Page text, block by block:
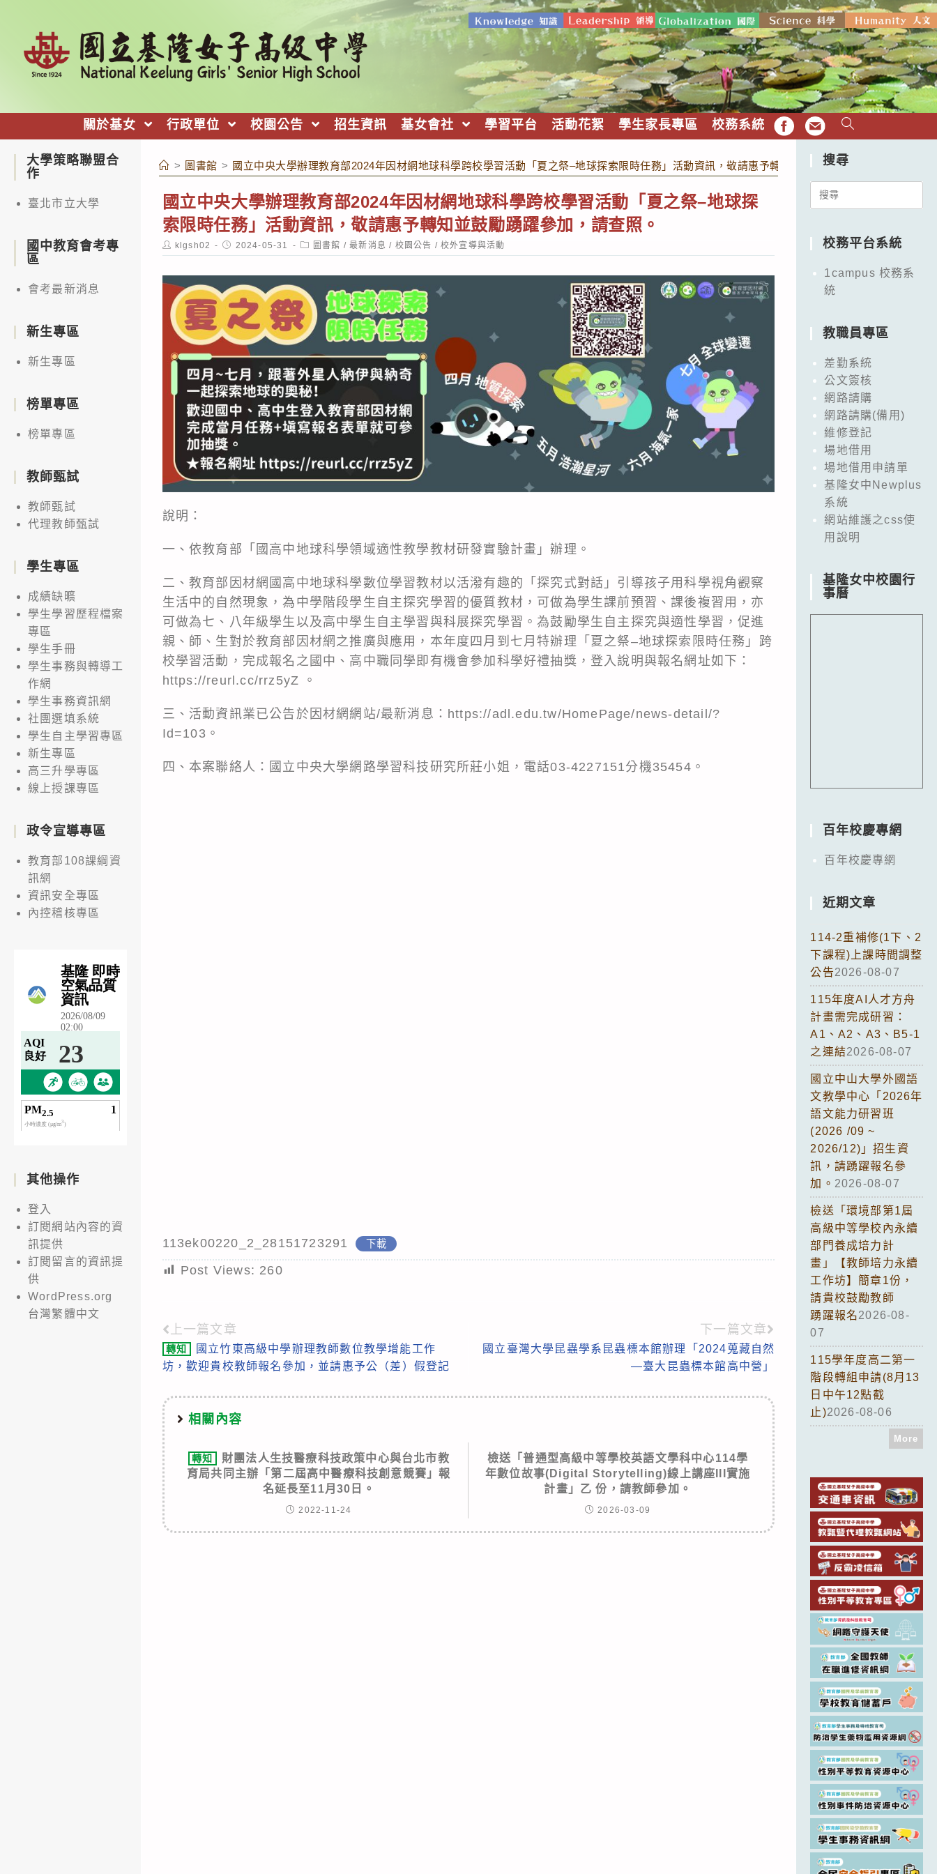
關於基女 行政單位 校園公告 招生資訊 基女會社 學習平台 活動花絮 學生家長專區 校務系統 FB EMAIL
> 圖書館 > 國立中央大學辦理教育部2024年因材網地球科學跨校學習活動「夏之祭–地球探索限時任務」活動資訊，敬請惠予轉知並鼓勵踴躍參加，請查照。
國立中央大學辦理教育部2024年因材網地球科學跨校學習活動「夏之祭–地球探
索限時任務」活動資訊，敬請惠予轉知並鼓勵踴躍參加，請查照。
Post
author:
klgsh02
Post
published:
2024-05-31
Post
category:
圖書館 / 最新消息 / 校園公告 / 校外宣導與活動
說明：
一、依教育部「國高中地球科學領域適性教學教材研發實驗計畫」辦理。
二、教育部因材網國高中地球科學數位學習教材以活潑有趣的「探究式對話」引導孩子用科學視角觀察
生活中的自然現象，為中學階段學生自主探究學習的優質教材，可做為學生課前預習、課後複習用，亦
可做為七、八年級學生以及高中學生自主學習與科展探究學習。為鼓勵學生自主探究與適性學習，促進
親、師、生對於教育部因材網之推廣與應用，本年度四月到七月特辦理「夏之祭–地球探索限時任務」跨
校學習活動，完成報名之國中、高中職同學即有機會參加科學好禮抽獎，登入說明與報名網址如下：
https://reurl.cc/rrz5yZ 。
三、活動資訊業已公告於因材網網站/最新消息：https://adl.edu.tw/HomePage/news-detail/?
Id=103。
四、本案聯絡人：國立中央大學網路學習科技研究所莊小姐，電話03-4227151分機35454。
113ek00220_2_28151723291 下載
Post Views: 260
Read
more
上一篇文章
轉知
國立竹東高級中學辦理教師數位教學增能工作
坊，歡迎貴校教師報名參加，並請惠予公（差）假登記
下一篇文章
國立臺灣大學昆蟲學系昆蟲標本館辦理「2024蒐藏自然
—臺大昆蟲標本館高中營」
相關內容
轉知
財團法人生技醫療科技政策中心與台北市教
育局共同主辦「第二屆高中醫療科技創意競賽」報
名延長至11月30日。
2022-11-24
檢送「普通型高級中等學校英語文學科中心114學
年數位故事(Digital Storytelling)線上講座III實施
計畫」乙 份，請教師參加。
2026-03-09
大學策略聯盟合
作
臺北市立大學
國中教育會考專
區
會考最新消息
新生專區
新生專區
榜單專區
榜單專區
教師甄試
教師甄試
代理教師甄試
學生專區
成績缺曠
學生學習歷程檔案
專區
學生手冊
學生事務與轉導工
作網
學生事務資訊網
社團選填系統
學生自主學習專區
新生專區
高三升學專區
線上授課專區
政令宣導專區
教育部108課綱資
訊網
資訊安全專區
內控稽核專區
其他操作
登入
訂閱網站內容的資
訊提供
訂閱留言的資訊提
供
WordPress.org
台灣繁體中文
搜尋
Search
校務平台系統
1campus 校務系
統
教職員專區
差勤系統
公文簽核
網路請購
網路請購(備用)
維修登記
場地借用
場地借用申請單
基隆女中Newplus
系統
網站維護之css使
用說明
基隆女中校園行
事曆
百年校慶專網
百年校慶專網
近期文章
114-2重補修(1下、2
下課程)上課時間調整
公告2026-08-07
115年度AI人才方舟
計畫需完成研習：
A1、A2、A3、B5-1
之連結2026-08-07
國立中山大學外國語
文教學中心「2026年
語文能力研習班
(2026 /09 ~
2026/12)」招生資
訊，請踴躍報名參
加。 2026-08-07
檢送「環境部第1屆
高級中等學校內永續
部門養成培力計
畫」【教師培力永續
工作坊】簡章1份，
請貴校鼓勵教師
踴躍報名2026-08-
07
115學年度高二第一
階段轉組申請(8月13
日中午12點截
止)2026-08-06
More